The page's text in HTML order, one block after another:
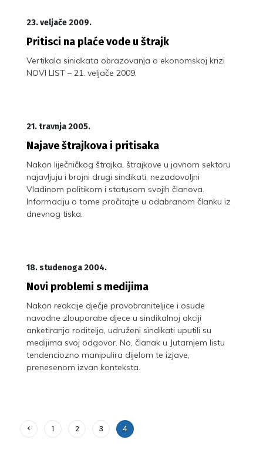
23. veljače 2009.
Pritisci na plaće vode u štrajk
Vertikala sinidkata obrazovanja o ekonomskoj krizi
NOVI LIST – 21. veljače 2009.
21. travnja 2005.
Najave štrajkova i pritisaka
Nakon liječničkog štrajka, štrajkove u javnom sektoru
najavljuju i brojni drugi sindikati, nezadovoljni
Vladinom politikom i statusom svojih članova.
Informaciju o tome pročitajte u odabranom članku iz
dnevnog tiska.
18. studenoga 2004.
Novi problemi s medijima
Nakon reakcije dječje pravobraniteljice i osude
navodne zlouporabe djece u sindikalnoj akciji
anketiranja roditelja, udruženi sindikati uputili su
medijima svoj odgovor. No, članak u Jutarnjem listu
tendenciozno manipulira dijelom te izjave,
prenesenom izvan konteksta.
< 1 2 3 4